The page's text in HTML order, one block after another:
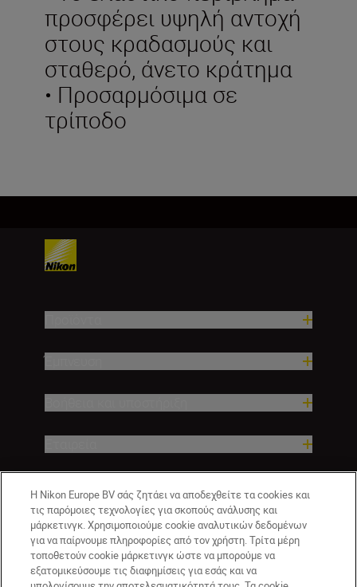
προσφέρει υψηλή αντοχή
στους κραδασμούς και
σταθερό, άνετο κράτημα
• Προσαρμόσιμα σε
τρίποδο
Η Nikon Europe BV σάς ζητάει να αποδεχθείτε τα cookies και
τις παρόμοιες τεχνολογίες για σκοπούς ανάλυσης και
μάρκετινγκ. Χρησιμοποιούμε cookie αναλυτικών δεδομένων
για να παίρνουμε πληροφορίες από τον χρήστη. Τρίτα μέρη
τοποθετούν cookie μάρκετινγκ ώστε να μπορούμε να
εξατομικεύσουμε τις διαφημίσεις για εσάς και να